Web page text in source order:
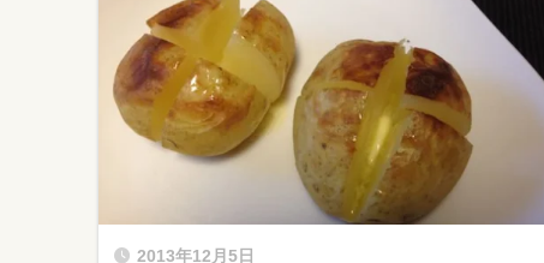
2013年12月5日